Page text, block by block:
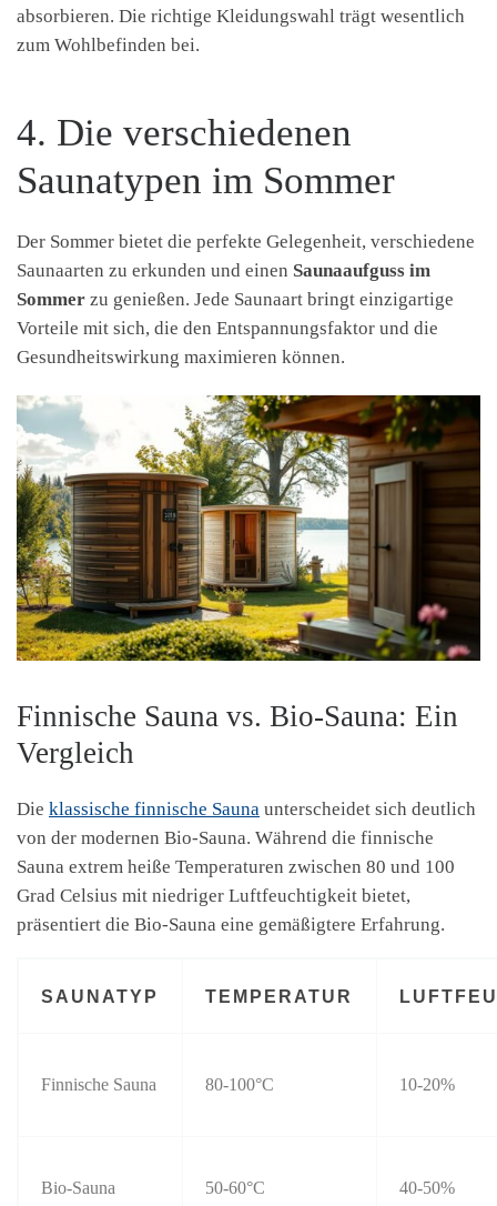
absorbieren. Die richtige Kleidungswahl trägt wesentlich
zum Wohlbefinden bei.
4. Die verschiedenen
Saunatypen im Sommer
Der Sommer bietet die perfekte Gelegenheit, verschiedene
Saunaarten zu erkunden und einen Saunaaufguss im
Sommer zu genießen. Jede Saunaart bringt einzigartige
Vorteile mit sich, die den Entspannungsfaktor und die
Gesundheitswirkung maximieren können.
Finnische Sauna vs. Bio-Sauna: Ein
Vergleich
Die klassische finnische Sauna unterscheidet sich deutlich
von der modernen Bio-Sauna. Während die finnische
Sauna extrem heiße Temperaturen zwischen 80 und 100
Grad Celsius mit niedriger Luftfeuchtigkeit bietet,
präsentiert die Bio-Sauna eine gemäßigtere Erfahrung.
SAUNATYP TEMPERATUR
Finnische Sauna 80-100°C 10-20%
Bio-Sauna 50-60°C 40-50%